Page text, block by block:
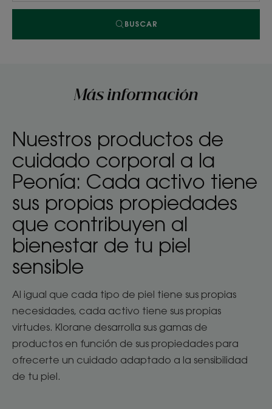
BUSCAR
Más información
Nuestros productos de
cuidado corporal a la
Peonía: Cada activo tiene
sus propias propiedades
que contribuyen al
bienestar de tu piel
sensible
Al igual que cada tipo de piel tiene sus propias
necesidades, cada activo tiene sus propias
virtudes. Klorane desarrolla sus gamas de
productos en función de sus propiedades para
ofrecerte un cuidado adaptado a la sensibilidad
de tu piel.